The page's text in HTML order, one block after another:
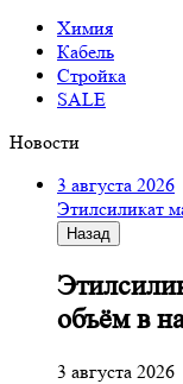
Химия
Кабель
Стройка
SALE
Новости
3 августа 2026
Этилсиликат
Назад
объём в
3 августа 2026